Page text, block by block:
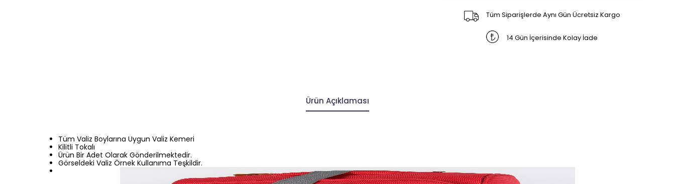
Tüm Siparişlerde Aynı Gün Ücretsiz Kargo
14 Gün İçerisinde Kolay İade
Ürün Açıklaması
Tüm Valiz Boylarına Uygun Valiz Kemeri
Kilitli Tokalı
Ürün Bir Adet Olarak Gönderilmektedir.
Görseldeki Valiz Örnek Kullanıma Teşkildir.